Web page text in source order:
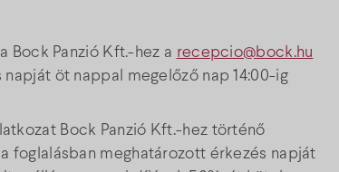
Bock Panzió Kft.-hez a recepcio@bock.hu
öt nappal megelőző nap 14:00-ig
Bock Panzió Kft.-hez történő
foglalásban meghatározott érkezés napját